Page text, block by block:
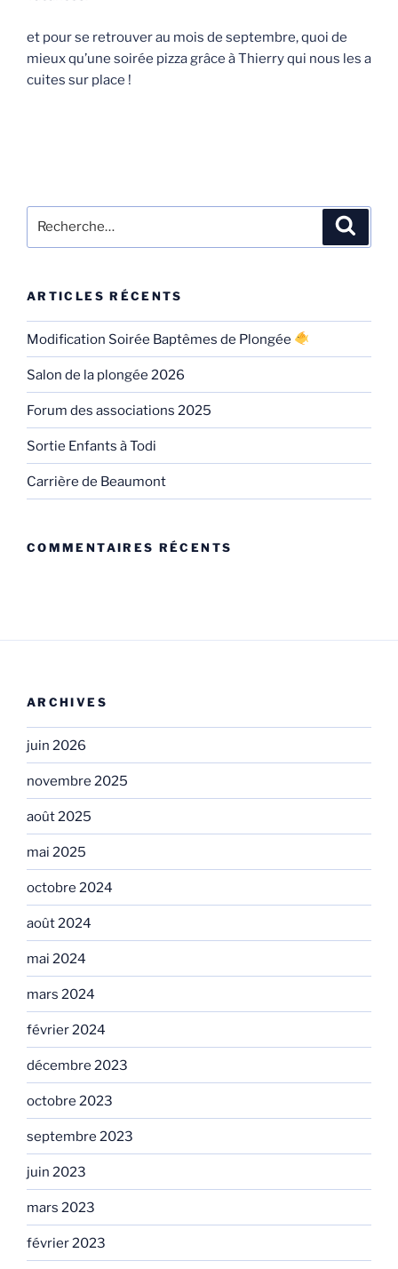
et pour se retrouver au mois de septembre, quoi de
mieux qu’une soirée pizza grâce à Thierry qui nous les a
cuites sur place !
pour
ARTICLES RÉCENTS
Modification Soirée Baptêmes de Plongée
Salon de la plongée 2026
Forum des associations 2025
Sortie Enfants à Todi
Carrière de Beaumont
COMMENTAIRES RÉCENTS
ARCHIVES
juin 2026
novembre 2025
août 2025
mai 2025
octobre 2024
août 2024
mai 2024
mars 2024
février 2024
décembre 2023
octobre 2023
septembre 2023
juin 2023
mars 2023
février 2023